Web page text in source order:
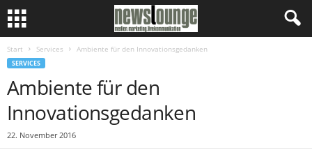
Start Services Ambiente für den Innovationsgedanken
SERVICES
Ambiente für den
Innovationsgedanken
22. November 2016